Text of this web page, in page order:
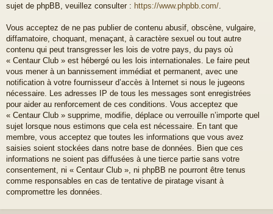
sujet de phpBB, veuillez consulter : https://www.phpbb.com/
Vous acceptez de ne pas publier de contenu abusif, obscène, vulgaire,
diffamatoire, choquant, menaçant, à caractère sexuel ou tout autre
contenu qui peut transgresser les lois de votre pays, du pays où
« Centaur Club » est hébergé ou les lois internationales. Le faire peut
vous mener à un bannissement immédiat et permanent, avec une
notification à votre fournisseur d’accès à Internet si nous le jugeons
nécessaire. Les adresses IP de tous les messages sont enregistrées
pour aider au renforcement de ces conditions. Vous acceptez que
« Centaur Club » supprime, modifie, déplace ou verrouille n’importe quel
sujet lorsque nous estimons que cela est nécessaire. En tant que
membre, vous acceptez que toutes les informations que vous avez
saisies soient stockées dans notre base de données. Bien que ces
informations ne soient pas diffusées à une tierce partie sans votre
consentement, ni « Centaur Club », ni phpBB ne pourront être tenus
comme responsables en cas de tentative de piratage visant à
compromettre les données.